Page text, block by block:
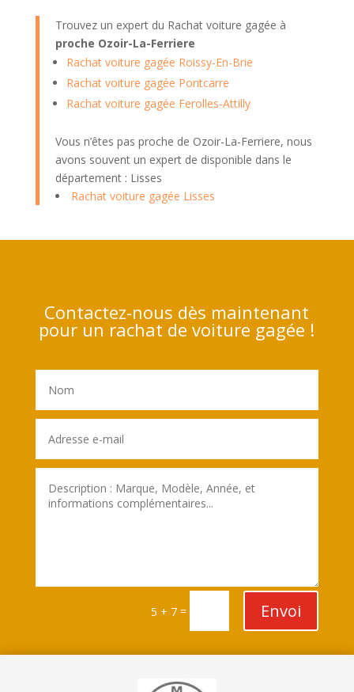
Trouvez un expert du Rachat voiture gagée à
proche Ozoir-La-Ferriere
Rachat voiture gagée Roissy-En-Brie
Rachat voiture gagée Pontcarre
Rachat voiture gagée Ferolles-Attilly
Vous n’êtes pas proche de Ozoir-La-Ferriere, nous
avons souvent un expert de disponible dans le
département : Lisses
Rachat voiture gagée Lisses
Contactez-nous dès maintenant
pour un rachat de voiture gagée !
5 + 7 = Envoi